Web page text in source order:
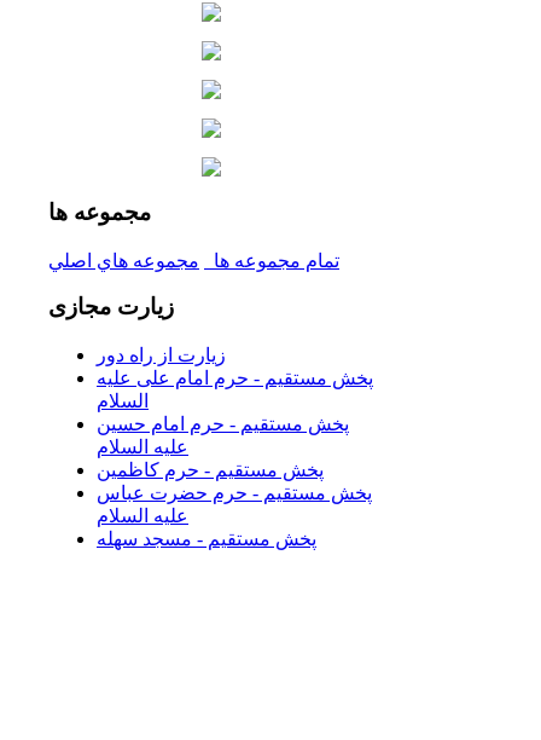
مجموعه ها
تمام مجموعه ها مجموعه هاي اصلي
زیارت مجازی
زیارت از راه دور
پخش مستقیم - حرم امام علی علیه
السلام
پخش مستقیم - حرم امام حسین
علیه السلام
پخش مستقیم - حرم کاظمین
پخش مستقیم - حرم حضرت عباس
علیه السلام
پخش مستقیم - مسجد سهله